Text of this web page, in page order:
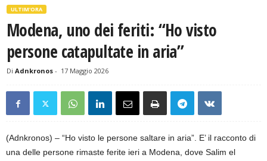
ULTIM'ORA
Modena, uno dei feriti: “Ho visto
persone catapultate in aria”
Di Adnkronos - 17 Maggio 2026
(Adnkronos) – “Ho visto le persone saltare in aria”. E’ il racconto di
una delle persone rimaste ferite ieri a Modena, dove Salim el